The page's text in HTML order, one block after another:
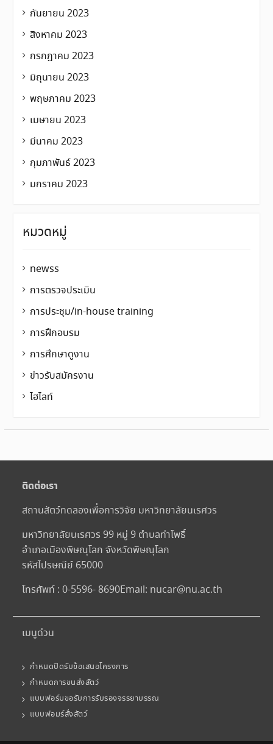
กันยายน 2023
สิงหาคม 2023
กรกฎาคม 2023
มิถุนายน 2023
พฤษภาคม 2023
เมษายน 2023
มีนาคม 2023
กุมภาพันธ์ 2023
มกราคม 2023
หมวดหมู่
newss
การตรวจประเมิน
การประชุม/in-house training
การฝึกอบรม
การศึกษาดูงาน
ข่าวรับสมัครงาน
ไฮไลท์
ติดต่อเรา
สถานสัตว์ทดลองเพื่อการวิจัย มหาวิทยาลัยนเรศวร
มหาวิทยาลัยนเรศวร 99 หมู่ 9 ตำบลท่าโพธิ์
อำเภอเมืองพิษณุโลก จังหวัดพิษณุโลก
รหัสไปรษณีย์ 65000
โทรศัพท์ : 0-5596- 8690Email: nucar@nu.ac.th
เมนูด่วน
กำหนดปิดรับข้อเสนอโครงการ
กำหนดการขนส่งสัตว์
แบบฟอร์มขอรับการรับรองจรรยาบรรณ
แบบฟอมร์สั่งสัตว์